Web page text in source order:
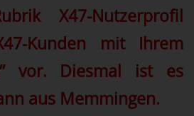
X47-Nutzerprofil
Kunden mit Ihrem
vor. Diesmal ist es
aus Memmingen.